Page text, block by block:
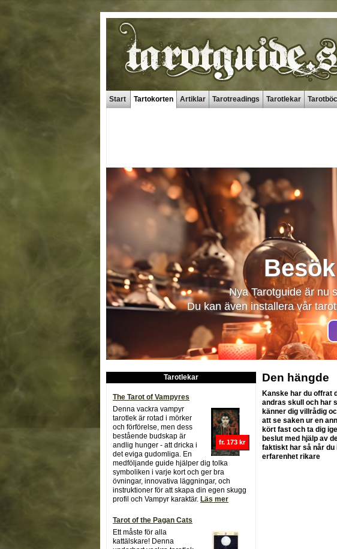
Start Tartokorten Artiklar Tarotreadings Tarotlekar
Nya Tarotguide är nu
Du kan även installera vår
Tarotlekar
The Tarot of Vampyres
fr. 173 kr
Denna vackra vampyr
tarotlek är rotad i mörker
och förförelse, men dess
bestående budskap är
andlig hunger - att dricka i
det eviga gudomliga. En
medföljande guide hjälper dig tolka
symboliken i varje kort och ger bra
övningar, innovativa läggningar, och
instruktioner för att skapa din egen skugg
profil och Vampyr karaktär. Läs mer
Tarot of the Pagan Cats
Ett måste för alla
kattälskare! Denna
Den hängde
Kanske har du offrat
andras skull och har
känner dig villrådig
att se saken ur en
kört fast och ta dig
beslut med hjälp av
faktiskt har så når du
erfarenhet rikare